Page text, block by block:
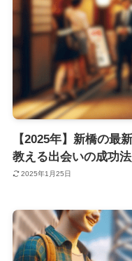
【2025年】新橋の最
教える出会いの成功法
2025年1月25日